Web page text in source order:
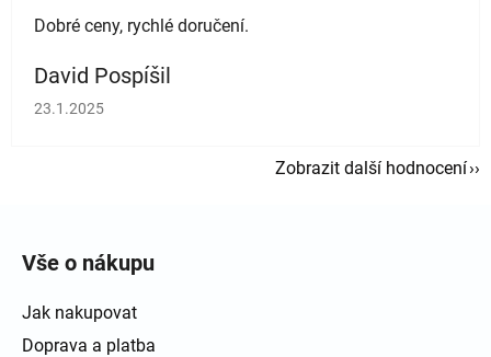
Dobré ceny, rychlé doručení.
David Pospíšil
Hodnocení obchodu je 5 z 5 hvězdiček.
23.1.2025
Zobrazit další hodnocení
Vše o nákupu
Jak nakupovat
Doprava a platba